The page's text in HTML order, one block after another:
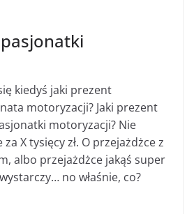
kiedyś jaki prezent
motoryzacji? Jaki prezent
motoryzacji? Nie
X tysięcy zł. O przejażdżce z
albo przejażdżce jakąś super
no właśnie, co?